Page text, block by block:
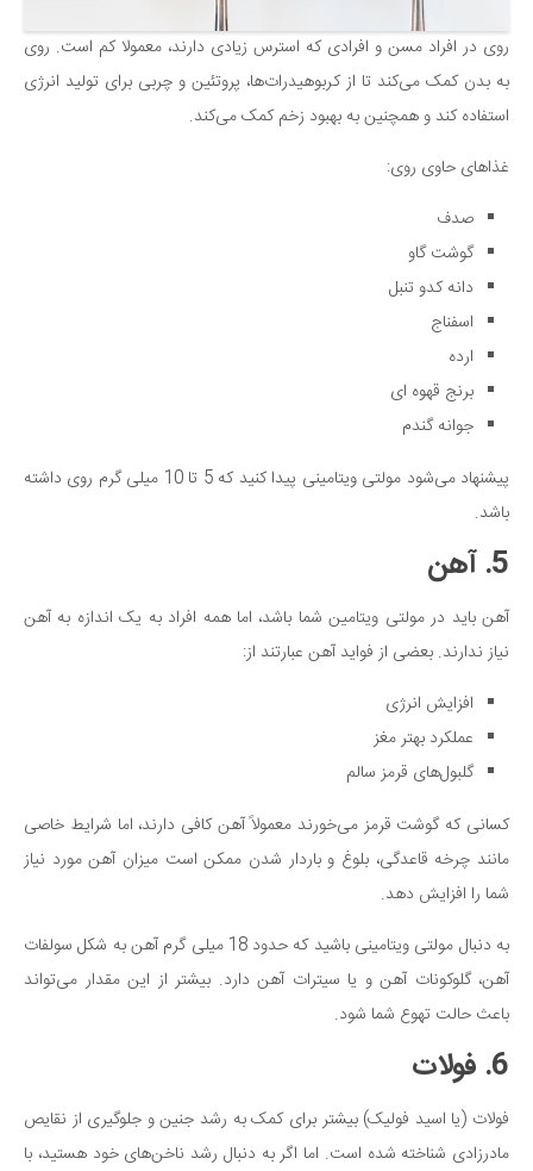
روی در افراد مسن و افرادی که استرس زیادی دارند، معمولا کم است. روی
به بدن کمک می‌کند تا از کربوهیدرات‌ها، پروتئین و چربی برای تولید انرژی
استفاده کند و همچنین به بهبود زخم کمک می‌کند.
غذاهای حاوی روی:
صدف
گوشت گاو
دانه کدو تنبل
اسفناج
ارده
برنج قهوه ای
جوانه گندم
پیشنهاد می‌شود مولتی ویتامینی پیدا کنید که 5 تا 10 میلی گرم روی داشته
باشد.
5. آهن
آهن باید در مولتی ویتامین شما باشد، اما همه افراد به یک اندازه به آهن
نیاز ندارند. بعضی از فواید آهن عبارتند از:
افزایش انرژی
عملکرد بهتر مغز
گلبول‌های قرمز سالم
کسانی که گوشت قرمز می‌خورند معمولاً آهن کافی دارند، اما شرایط خاصی
مانند چرخه قاعدگی، بلوغ و باردار شدن ممکن است میزان آهن مورد نیاز
شما را افزایش دهد.
به دنبال مولتی ویتامینی باشید که حدود 18 میلی گرم آهن به شکل سولفات
آهن، گلوکونات آهن و یا سیترات آهن دارد. بیشتر از این مقدار می‌تواند
باعث حالت تهوع شما شود.
6. فولات
فولات (یا اسید فولیک) بیشتر برای کمک به رشد جنین و جلوگیری از نقایص
مادرزادی شناخته شده است. اما اگر به دنبال رشد ناخن‌های خود هستید، با